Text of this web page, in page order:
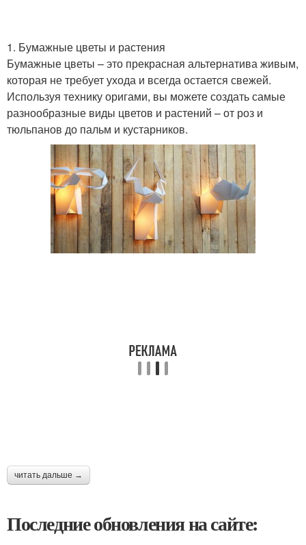
1. Бумажные цветы и растения
Бумажные цветы – это прекрасная альтернатива живым,
которая не требует ухода и всегда остается свежей.
Используя технику оригами, вы можете создать самые
разнообразные виды цветов и растений – от роз и
тюльпанов до пальм и кустарников.
читать дальше →
Последние обновления на сайте: